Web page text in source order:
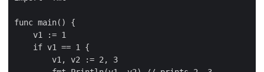
func main() {
    v1 := 1
    if v1 == 1 {
        v1, v2 := 2, 3